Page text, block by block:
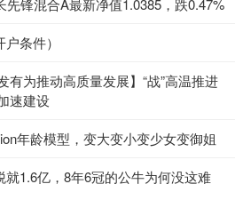
条件）
有为推动高质量发展】“战”高温推进
速建设
年龄模型，变大变小变少女变御姐
1.6亿，8年6冠的公牛为何没这难